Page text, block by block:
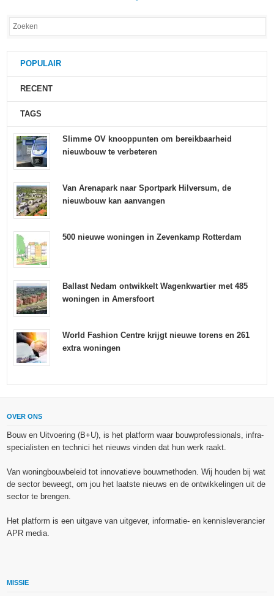
POPULAIR
RECENT
TAGS
Slimme OV knooppunten om bereikbaarheid
nieuwbouw te verbeteren
Van Arenapark naar Sportpark Hilversum, de
nieuwbouw kan aanvangen
500 nieuwe woningen in Zevenkamp Rotterdam
Ballast Nedam ontwikkelt Wagenkwartier met 485
woningen in Amersfoort
World Fashion Centre krijgt nieuwe torens en 261
extra woningen
OVER ONS
Bouw en Uitvoering (B+U), is het platform waar bouwprofessionals, infra-
specialisten en technici het nieuws vinden dat hun werk raakt.
Van woningbouwbeleid tot innovatieve bouwmethoden. Wij houden bij wat
de sector beweegt, om jou het laatste nieuws en de ontwikkelingen uit de
sector te brengen.
Het platform is een uitgave van uitgever, informatie- en kennisleverancier
APR media.
MISSIE